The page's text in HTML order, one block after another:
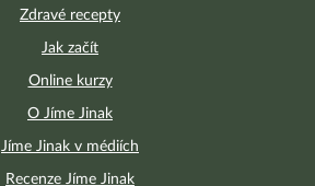
Zdravé recepty
Jak začít
Online kurzy
O Jíme Jinak
Jíme Jinak v médiích
Recenze Jíme Jinak